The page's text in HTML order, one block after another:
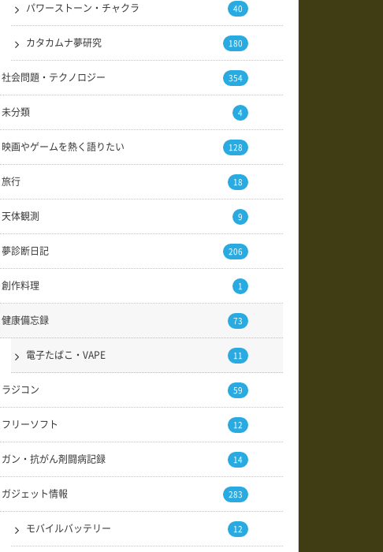
パワーストーン・チャクラ 40
カタカムナ夢研究 180
社会問題・テクノロジー 354
未分類 4
映画やゲームを熱く語りたい 128
旅行 18
天体観測 9
夢診断日記 206
創作料理 1
健康備忘録 73
電子たばこ・VAPE 11
ラジコン 59
フリーソフト 12
ガン・抗がん剤闘病記録 14
ガジェット情報 283
モバイルバッテリー 12